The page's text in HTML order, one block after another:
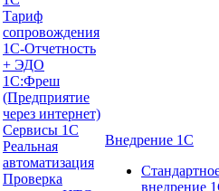
Тариф
сопровождения
1С-Отчетность
+ ЭДО
1С:Фреш
(Предприятие
через интернет)
Сервисы 1С
Реальная
автоматизация
Проверка
Внедрение 1С
внедрение